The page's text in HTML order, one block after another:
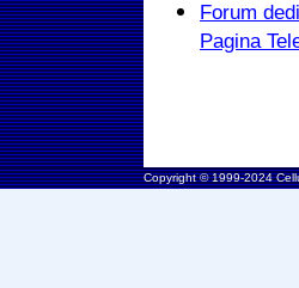
Forum
Pagina
Copyright © 1999-2024